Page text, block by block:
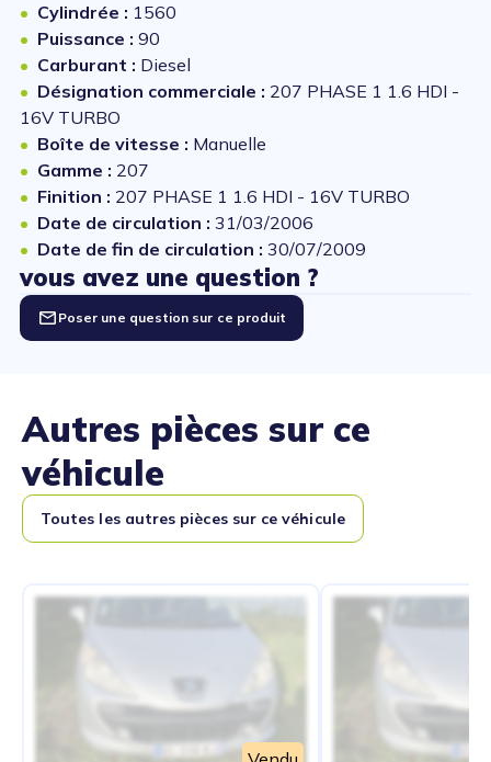
Cylindrée : 1560
Puissance : 90
Carburant : Diesel
Désignation commerciale : 207 PHASE 1 1.6 HDI -
16V TURBO
Boîte de vitesse : Manuelle
Gamme : 207
Finition : 207 PHASE 1 1.6 HDI - 16V TURBO
Date de circulation : 31/03/2006
Date de fin de circulation : 30/07/2009
vous avez une question ?
Poser une question sur ce produit
Autres pièces sur ce
véhicule
Toutes les autres pièces sur ce véhicule